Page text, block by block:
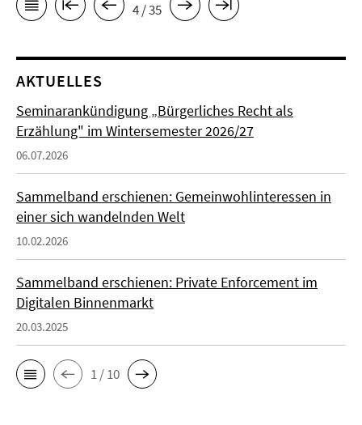
4 / 35
AKTUELLES
Seminarankündigung „Bürgerliches Recht als
Erzählung" im Wintersemester 2026/27
06.07.2026
Sammelband erschienen: Gemeinwohlinteressen in
einer sich wandelnden Welt
10.02.2026
Sammelband erschienen: Private Enforcement im
Digitalen Binnenmarkt
20.03.2025
1 / 10